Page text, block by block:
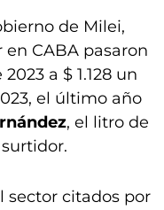
de Milei,
CABA pasaron
a $ 1.128 un
el último año
, el litro de
sector citados por